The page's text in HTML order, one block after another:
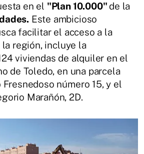
en el "Plan 10.000" de la
Este ambicioso
facilitar el acceso a la
región, incluye la
viviendas de alquiler en el
de Toledo, en una parcela
número 15, y el
Marañón, 2D.